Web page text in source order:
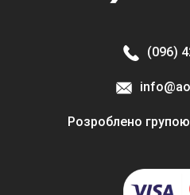
(096)
Розроблено